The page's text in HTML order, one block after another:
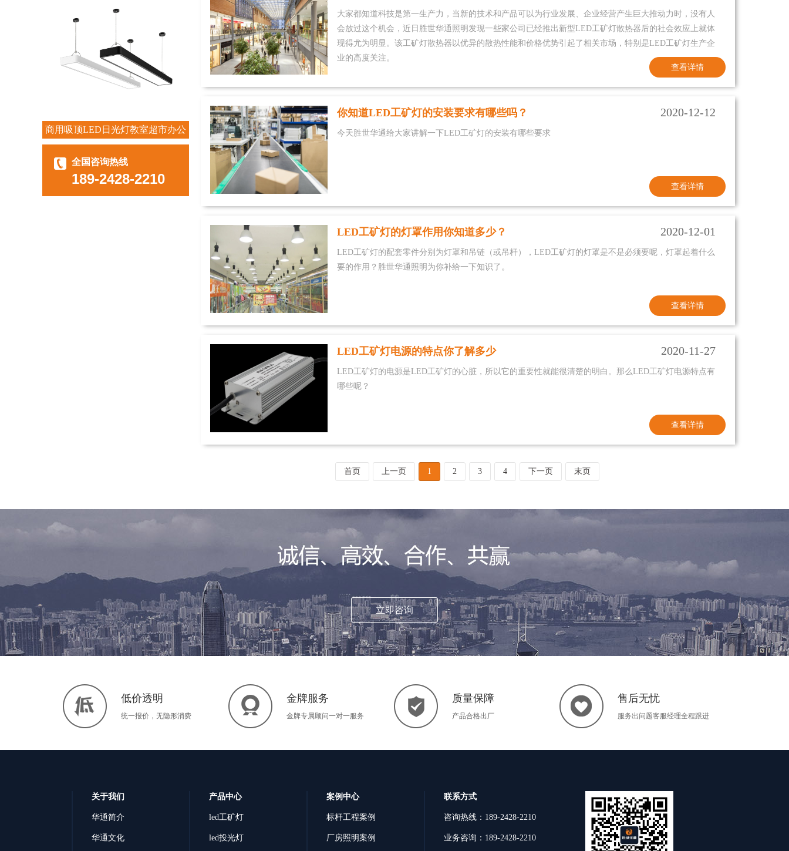
商用吸顶LED日光灯教室超市办公
室长条灯
全国咨询热线
189-2428-2210
大家都知道科技是第一生产力，当新的技术和产品可以为行业发展、企业经营产生巨大推动力时，没有人
会放过这个机会，近日胜世华通照明发现一些家公司已经推出新型LED工矿灯散热器后的社会效应上就体
现得尤为明显。该工矿灯散热器以优异的散热性能和价格优势引起了相关市场，特别是LED工矿灯生产企
业的高度关注。
查看详情
你知道LED工矿灯的安装要求有哪些吗？ 2020-12-12
今天胜世华通给大家讲解一下LED工矿灯的安装有哪些要求
查看详情
LED工矿灯的灯罩作用你知道多少？ 2020-12-01
LED工矿灯的配套零件分别为灯罩和吊链（或吊杆），LED工矿灯的灯罩是不是必须要呢，灯罩起着什么
要的作用？胜世华通照明为你补给一下知识了。
查看详情
LED工矿灯电源的特点你了解多少 2020-11-27
LED工矿灯的电源是LED工矿灯的心脏，所以它的重要性就能很清楚的明白。那么LED工矿灯电源特点有
哪些呢？
查看详情
首页 上一页 1 2 3 4 下一页 末页
立即咨询
低价透明
统一报价，无隐形消费
金牌服务
金牌专属顾问一对一服务
质量保障
产品合格出厂
售后无忧
服务出问题客服经理全程跟进
关于我们
华通简介
华通文化
产品中心
led工矿灯
led投光灯
案例中心
标杆工程案例
厂房照明案例
联系方式
咨询热线：189-2428-2210
业务咨询：189-2428-2210